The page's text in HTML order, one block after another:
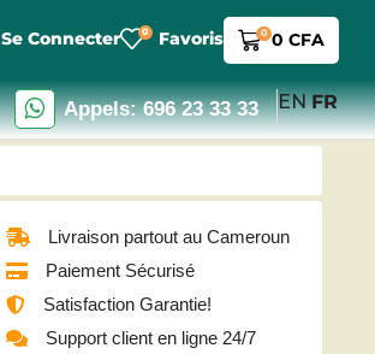
Se Connecter 0 Favoris 0 0 CFA
Appels: 696 23 33 33 EN FR
Livraison partout au Cameroun
Paiement Sécurisé
Satisfaction Garantie!
Support client en ligne 24/7